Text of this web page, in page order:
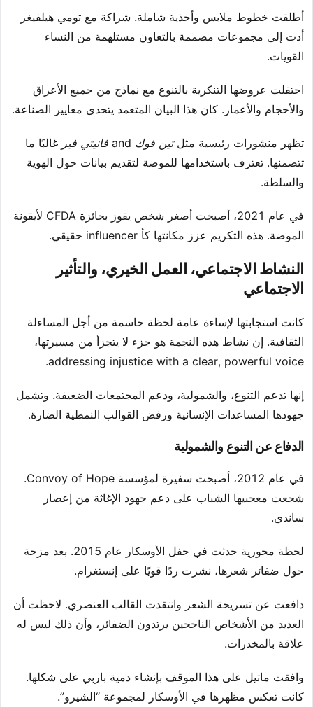
أطلقت خطوط ملابس وأحذية شاملة. شراكة مع تومي هيلفيغر
أدت إلى مجموعات مصممة بالتعاون مستلهمة من النساء
القويات.
احتفلت عروضها التنكرية بالتنوع مع نماذج من جميع الأعراق
والأحجام والأعمار. كان هذا البيان المتعمد يتحدى معايير الصناعة.
تظهر منشورات رئيسية مثلتين فوك فانيتي فير غالبًا ما
تتضمنها. تعترف باستخدامها للموضة لتقديم بيانات حول الهوية
والسلطة.
في عام 2021، أصبحت أصغر شخص يفوز بجائزة CFDA لأيقونة
الموضة. هذه التكريم عزز مكانتها كأ influencer حقيقي.
النشاط الاجتماعي، العمل الخيري، والتأثير
الاجتماعي
كانت استجابتها لإساءة عامة لحظة حاسمة من أجل المساءلة
الثقافية. إن نشاط هذه النجمة هو جزء لا يتجزأ من مسيرتها،
addressing injustice with a clear, powerful voice.
إنها تدعم التنوع، والشمولية، ودعم المجتمعات الضعيفة. وتشمل
جهودها المساعدات الإنسانية ورفض القوالب النمطية الضارة.
الدفاع عن التنوع والشمولية
في عام 2012، أصبحت سفيرة لمؤسسة Convoy of Hope.
شجعت معجبيها الشباب على دعم جهود الإغاثة من إعصار
ساندي.
لحظة محورية حدثت في حفل الأوسكار عام 2015. بعد مزحة
حول ضفائر شعرها، نشرت ردًا قويًا على إنستغرام.
دافعت عن تسريحة الشعر وانتقدت القالب العنصري. لاحظت أن
العديد من الأشخاص الناجحين يرتدون الضفائر، وأن ذلك ليس له
علاقة بالمخدرات.
وافقت ماتيل على هذا الموقف بإنشاء دمية باربي على شكلها.
كانت تعكس مظهرها في الأوسكار لمجموعة “الشيرو”.